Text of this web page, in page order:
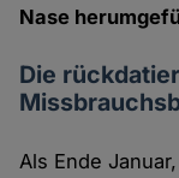
Nase
Die
Als Ende